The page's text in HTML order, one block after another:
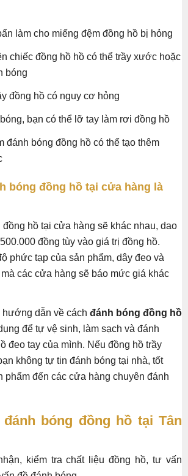
làm cho miếng đệm đồng hồ bị hỏng
chiếc đồng hồ hồ có thể trầy xước hoặc
bóng
đồng hồ có nguy cơ hỏng
bạn có thể lỡ tay làm rơi đồng hồ
đánh bóng đồng hồ có thể tạo thêm
bóng đồng hồ tại cửa hàng là
hồ tại cửa hàng sẽ khác nhau, dao
đồng tùy vào giá trị đồng hồ.
phức tạp của sản phẩm, dây đeo và
các cửa hàng sẽ báo mức giá khác
dẫn về cách đánh bóng đồng hồ
để tự vệ sinh, làm sạch và đánh
đeo tay của mình. Nếu đồng hồ trầy
không tự tin đánh bóng tại nhà, tốt
phẩm đến các cửa hàng chuyên đánh
bóng đồng hồ tại Tân
kiểm tra chất liệu đồng hồ, tư vấn